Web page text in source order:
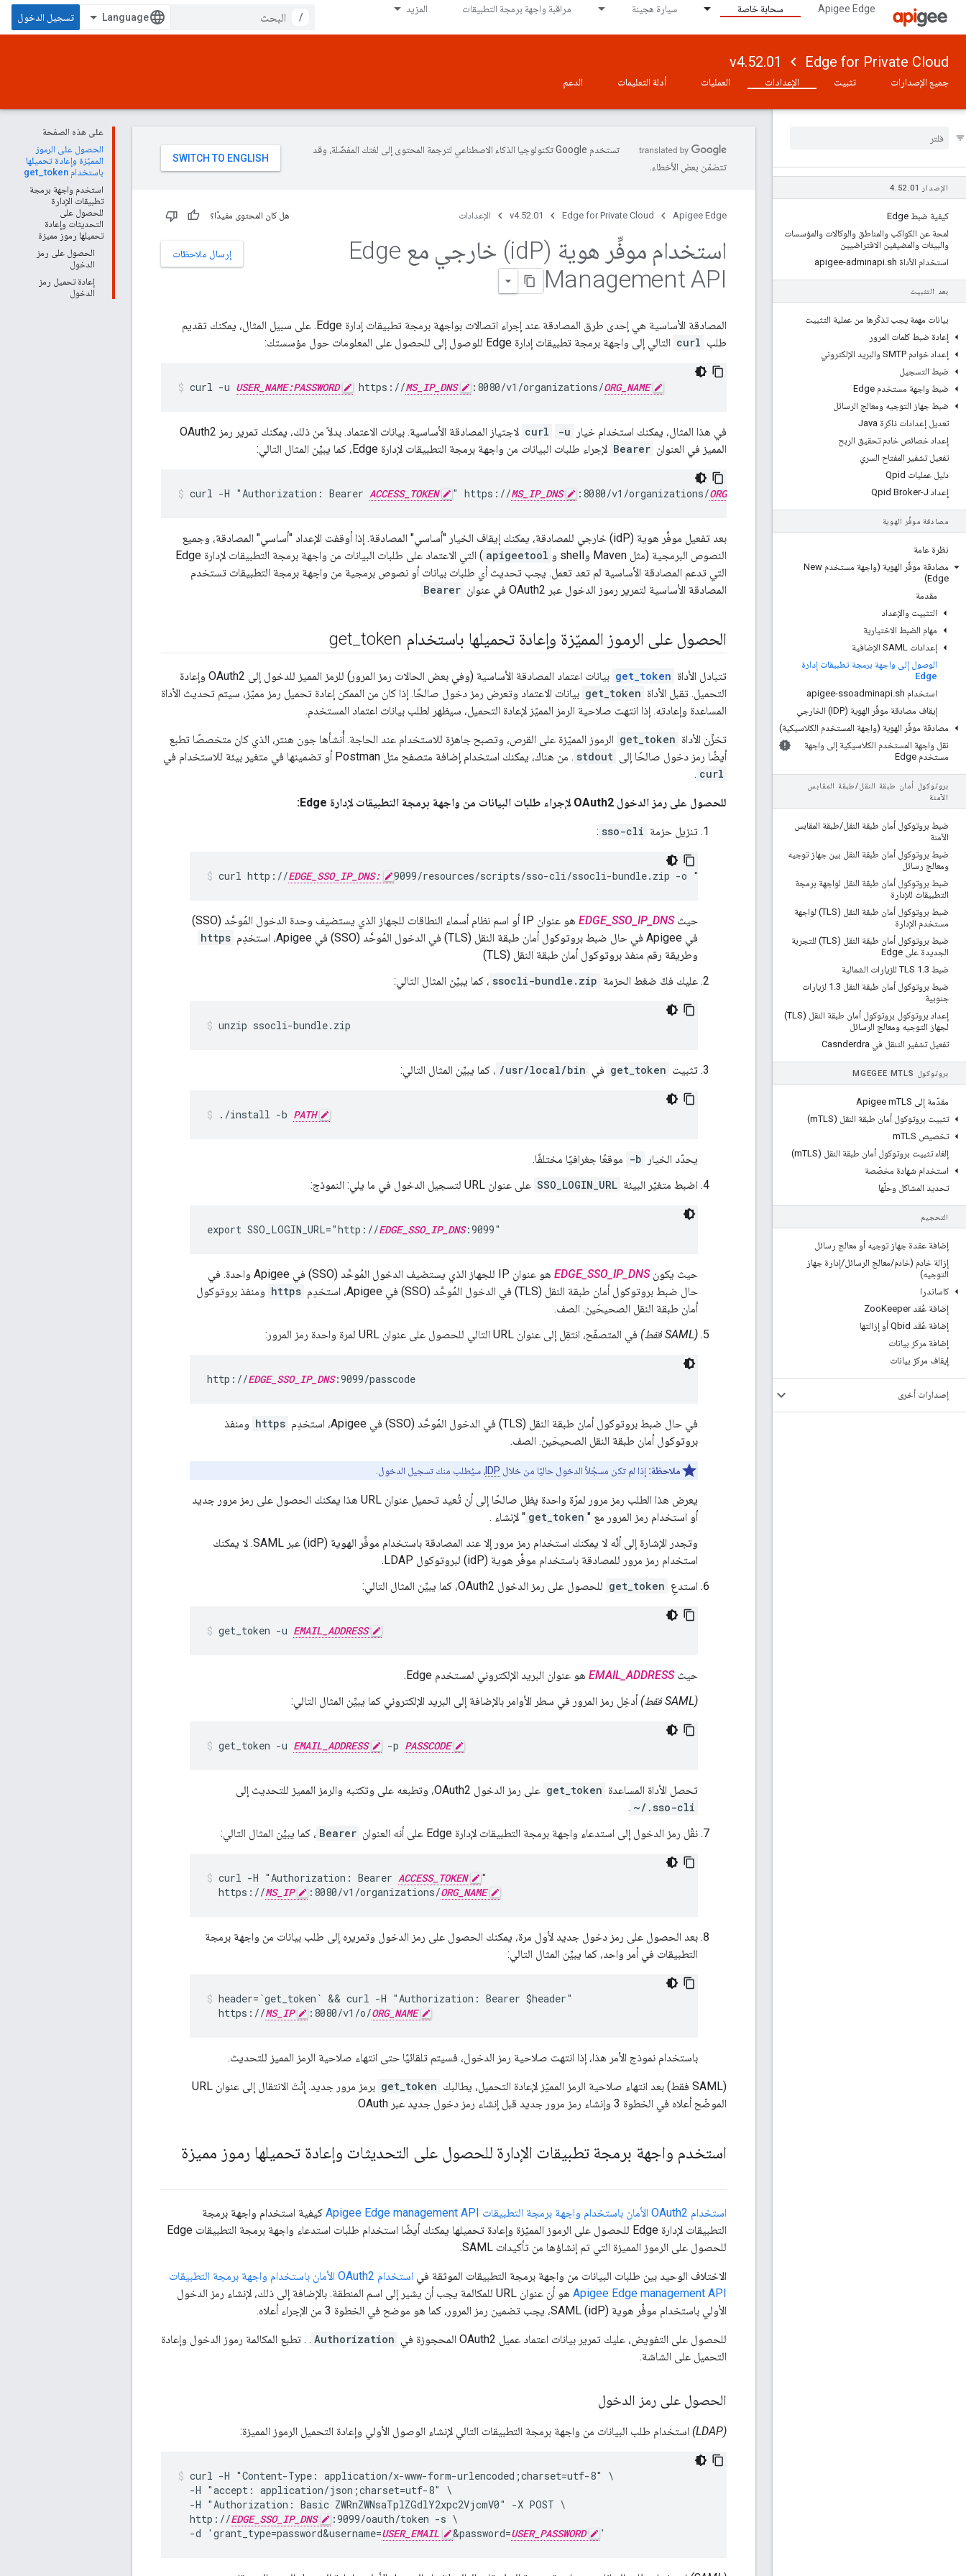
Apigee Edge سحابة خاصة سيارة هجينة مراقبة واجهة برمجة التطبيقات المزيد
/ تسجيل الدخول
Edge for Private Cloud
v4.52.01
جميع الإصدارات تثبيت الإعدادات العمليات أدلة التعليمات الدعم
الإصدار 4 . 52.01
كيفية ضبط Edge
لمحة عن الكواكب والمناطق والوكالات والمؤسسات
والبيئات والمضيفين الافتراضيين
استخدام الأداة apigee-adminapi
.sh
بعد التثبيت
بيانات مهمة يجب تذكّرها من عملية التثبيت
إعادة ضبط كلمات المرور
إعداد خوادم SMTP والبريد الإلكتروني
ضبط التسجيل
ضبط واجهة مستخدم Edge
ضبط جهاز التوجيه ومعالج الرسائل
تعديل إعدادات ذاكرة Java
إعداد خصائص خادم تحقيق الربح
تفعيل تشفير المفتاح السري
دليل عمليات Qpid
إعداد Qpid Broker-J
مصادقة موفِّر الهوية
نظرة عامة
مصادقة موفِّر الهوية (واجهة مستخدم New
Edge)
مقدمة
التثبيت والإعداد
مهام الضبط الاختيارية
إعدادات SAML الإضافية
الوصول إلى واجهة برمجة تطبيقات إدارة
Edge
استخدام apigee-ssoadminapi
.sh
إيقاف مصادقة موفِّر الهوية (IDP) الخارجي
مصادقة موفِّر الهوية (واجهة المستخدم الكلاسيكية)
نقل واجهة المستخدم الكلاسيكية إلى واجهة
مستخدم Edge
بروتوكول أمان طبقة النقل/طبقة المقابس
الآمنة
ضبط بروتوكول أمان طبقة النقل/طبقة المقابس
الآمنة
ضبط بروتوكول أمان طبقة النقل بين جهاز توجيه
ومعالج رسائل
ضبط بروتوكول أمان طبقة النقل لواجهة برمجة
التطبيقات للإدارة
ضبط بروتوكول أمان طبقة النقل (TLS) لواجهة
مستخدم الإدارة
ضبط بروتوكول أمان طبقة النقل (TLS) للتجربة
الجديدة على Edge
ضبط TLS 1
.3 للزيارات الشمالية
ضبط بروتوكول أمان طبقة النقل 1
.
3 لزيارات
جنوبية
إعداد بروتوكول بروتوكول أمان طبقة النقل (TLS)
لجهاز التوجيه ومعالج الرسائل
تفعيل تشفير التنقل في Casnderdra
بروتوكول MGEGEE M TLS
مقدّمة إلى Apigee m TLS
تثبيت بروتوكول أمان طبقة النقل (mTLS)
تخصيص m TLS
إلغاء تثبيت بروتوكول أمان طبقة النقل (mTLS)
استخدام شهادة مخصّصة
تحديد المشاكل وحلّها
التحجيم
إضافة عقدة جهاز توجيه أو معالج رسائل
إزالة خادم (خادم/معالج الرسائل/إدارة جهاز
التوجيه)
كاساندرا
إضافة عُقد ZooKeeper
إضافة عُقَد Qbid أو إزالتها
إضافة مركز بيانات
إيقاف مركز بيانات
إصدارات أخرى
على هذه الصفحة
الحصول على الرموز
المميّزة وإعادة تحميلها
باستخدام get_token
استخدم واجهة برمجة
تطبيقات الإدارة
للحصول على
التحديثات وإعادة
تحميلها رموز مميزة
الحصول على رمز
الدخول
إعادة تحميل رمز
الدخول
تستخدم Google تكنولوجيا الذكاء الاصطناعي لترجمة المحتوى إلى لغتك المفضّلة، وقد
تتضمّن بعض الأخطاء.
Apigee Edge
Edge for Private Cloud
v4.52.01 الإعدادات هل كان المحتوى مفيدًا؟
إرسال ملاحظات استخدام موفِّر هوية (id
P) خارجي مع Edge
Management API
المصادقة الأساسية هي إحدى طرق المصادقة عند إجراء اتصالات بواجهة برمجة تطبيقات إدارة Edge. على سبيل المثال، يمكنك تقديم
طلب curl التالي إلى واجهة برمجة تطبيقات إدارة Edge للوصول إلى للحصول على المعلومات حول مؤسستك:
curl -u USER_NAME:PASSWORD https://MS_IP_DNS :8080/v1/organizations/ORG_NAME
في هذا المثال، يمكنك استخدام خيار -u
curl
لاجتياز المصادقة الأساسية. بيانات الاعتماد. بدلاً من ذلك، يمكنك تمرير رمز OAuth2
المميز في العنوان Bearer لإجراء طلبات البيانات من واجهة برمجة التطبيقات لإدارة Edge، كما يبيِّن المثال التالي:
curl -H "Authorization: Bearer ACCESS_TOKEN " https://MS_IP_DNS :8080/v1/organizations/ORG_NAME
بعد تفعيل موفِّر هوية (idP) خارجي للمصادقة، يمكنك إيقاف الخيار "أساسي" المصادقة. إذا أوقفت الإعداد "أساسي" المصادقة، وجميع
النصوص البرمجية (مثل Maven وshell و
apigeetool
) التي الاعتماد على طلبات البيانات من واجهة برمجة التطبيقات لإدارة Edge
التي تدعم المصادقة الأساسية لم تعد تعمل. يجب تحديث أي طلبات بيانات أو نصوص برمجية من واجهة برمجة التطبيقات تستخدم
المصادقة الأساسية لتمرير رموز الدخول عبر OAuth2 في عنوان
Bearer
الحصول على الرموز المميّزة وإعادة تحميلها باستخدام get _token
تتبادل الأداة get_token
بيانات اعتماد المصادقة الأساسية (وفي بعض الحالات رمز المرور) للرمز المميز للدخول إلى OAuth2 وإعادة
التحميل. تقبل الأداة get_token بيانات الاعتماد وتعرض رمز دخول صالحًا. إذا كان من الممكن إعادة تحميل رمز مميّز، سيتم تحديث الأداة
المساعدة وإعادته. إذا انتهت صلاحية الرمز المميّز لإعادة التحميل، سيظهر لطلب بيانات اعتماد المستخدم.
تخزِّن الأداة get_token الرموز المميّزة على القرص، وتصبح جاهزة للاستخدام عند الحاجة. أُنشأها جون هنتر، الذي كان متخصصًا تطبع
أيضًا رمز دخول صالحًا إلى stdout . من هناك، يمكنك استخدام إضافة متصفح مثل Postman أو تضمينها في متغير بيئة للاستخدام في
curl
.
للحصول على رمز الدخول OAuth2 لإجراء طلبات البيانات من واجهة برمجة التطبيقات لإدارة Edge:
تنزيل حزمة sso-cli
:
curl http://EDGE_SSO_IP_DNS: 9099/resources/scripts/sso-cli/ssocli-bundle.zip -o "ssocli-bundle.zip"
حيثEDGE_SSO_IP_DNS
هو عنوان IP أو اسم نظام أسماء النطاقات للجهاز الذي يستضيف وحدة الدخول المُوحَّد (SSO)
في Apigee في حال ضبط بروتوكول أمان طبقة النقل (TLS) في الدخول المُوحَّد (SSO) في Apigee، استخدِم
https
وطريقة رقم منفذ بروتوكول أمان طبقة النقل (TLS)
عليك فكّ ضغط الحزمة ssocli-bundle.zip ، كما يبيِّن المثال التالي:
unzip ssocli-bundle.zip
تثبيت get_token في /usr/local/bin ، كما يبيِّن المثال التالي:
./install -b PATH
يحدّد الخيار -b موقعًا جغرافيًا مختلفًا.
اضبط متغيّر البيئة SSO_LOGIN_URL على عنوان URL لتسجيل الدخول في ما يلي: النموذج:
export SSO_LOGIN_URL="http://EDGE_SSO_IP_DNS:9099"
حيث يكونEDGE_SSO_IP_DNS
هو عنوان IP للجهاز الذي يستضيف الدخول المُوحَّد (SSO) في Apigee واحدة. في
حال ضبط بروتوكول أمان طبقة النقل (TLS) في الدخول المُوحَّد (SSO) في Apigee، استخدِم
https ومنفذ بروتوكول
أمان طبقة النقل الصحيحَين. الصف.
(SAML فقط)
في المتصفّح، انتقِل إلى عنوان URL التالي للحصول على عنوان URL لمرة واحدة رمز المرور:
http://EDGE_SSO_IP_DNS:9099/passcode
في حال ضبط بروتوكول أمان طبقة النقل (TLS) في الدخول المُوحَّد (SSO) في Apigee، استخدِم https ومنفذ
بروتوكول أمان طبقة النقل الصحيحَين. الصف.
ملاحظة: إذا لم تكن مسجّلاً الدخول حاليًا من خلال IDP ، سيُطلب منك تسجيل الدخول.
يعرض هذا الطلب رمز مرور لمرّة واحدة يظل صالحًا إلى أن تُعيد تحميل عنوان URL هذا يمكنك الحصول على رمز مرور جديد
أو استخدام رمز المرور مع " get_token " لإنشاء .
وتجدر الإشارة إلى أنّه لا يمكنك استخدام رمز مرور إلا عند المصادقة باستخدام موفِّر الهوية (idP) عبر SAML. لا يمكنك
استخدام رمز مرور للمصادقة باستخدام موفِّر هوية (idP) لبروتوكول LDAP.
استدعِ get_token للحصول على رمز الدخول OAuth2، كما يبيِّن المثال التالي:
get_token -u EMAIL_ADDRESS
حيثEMAIL_ADDRESS هو عنوان البريد الإلكتروني لمستخدم Edge.
(SAML فقط)
أدخِل رمز المرور في سطر الأوامر بالإضافة إلى البريد الإلكتروني كما يبيِّن المثال التالي:
get_token -u EMAIL_ADDRESS -p PASSCODE
تحصل الأداة المساعدة get_token على رمز الدخول OAuth2، وتطبعه على وتكتبه والرمز المميز للتحديث إلى
~/.sso-cli
.
نقْل رمز الدخول إلى استدعاء واجهة برمجة التطبيقات لإدارة Edge على أنه العنوان
Bearer ، كما يبيِّن المثال التالي:
curl -H "Authorization: Bearer ACCESS_TOKEN
"
  https://
MS_IP :8080/v1/organizations/ORG_NAME
بعد الحصول على رمز دخول جديد لأول مرة، يمكنك الحصول على رمز الدخول وتمريره إلى طلب بيانات من واجهة برمجة
التطبيقات في أمر واحد، كما يبيِّن المثال التالي:
header=`get_token` && curl -H "Authorization: Bearer $header"
  https://
MS_IP :8080/v1/o/ORG_NAME
باستخدام نموذج الأمر هذا، إذا انتهت صلاحية رمز الدخول، فسيتم تلقائيًا حتى انتهاء صلاحية الرمز المميز للتحديث.
(SAML فقط) بعد انتهاء صلاحية الرمز المميّز لإعادة التحميل، يطالبك get_token
برمز مرور جديد. إِنْتَ الانتقال إلى عنوان URL
الموضّح أعلاه في الخطوة 3 وإنشاء رمز مرور جديد قبل إنشاء رمز دخول جديد عبر OAuth.
استخدم واجهة برمجة تطبيقات الإدارة للحصول على التحديثات وإعادة تحميلها رموز مميزة
استخدام OAuth2 الأمان باستخدام واجهة برمجة التطبيقات Apigee Edge management API
كيفية استخدام واجهة برمجة
التطبيقات لإدارة Edge للحصول على الرموز المميّزة وإعادة تحميلها يمكنك أيضًا استخدام طلبات استدعاء واجهة برمجة التطبيقات Edge
للحصول على الرموز المميزة التي تم إنشاؤها من تأكيدات SAML.
الاختلاف الوحيد بين طلبات البيانات من واجهة برمجة التطبيقات الموثقة في
استخدام OAuth2 الأمان باستخدام واجهة برمجة التطبيقات
Apigee Edge management API
هو أن عنوان URL للمكالمة يجب أن يشير إلى اسم المنطقة. بالإضافة إلى ذلك، لإنشاء رمز الدخول
الأولي باستخدام موفِّر هوية (idP) SAML، يجب تضمين رمز المرور، كما هو موضح في الخطوة 3 من الإجراء أعلاه.
للحصول على التفويض، عليك تمرير بيانات اعتماد عميل OAuth2 المحجوزة في Authorization . . تطبع المكالمة رموز الدخول وإعادة
التحميل على الشاشة.
الحصول على رمز الدخول
(LDAP) استخدام طلب البيانات من واجهة برمجة التطبيقات التالي لإنشاء الوصول الأولي وإعادة التحميل الرموز المميزة:
curl -H "Content-Type: application/x-www-form-urlencoded;charset=utf-8" \
  -H "accept: application/json;charset=utf-8" \
  -H "Authorization: Basic ZWRnZWNsaTplZGdlY2xpc2VjcmV0" -X POST \
  http://
EDGE_SSO_IP_DNS
:9099/oauth/token -s \
  -d 'grant_type=password&username=
USER_EMAIL &password=USER_PASSWORD